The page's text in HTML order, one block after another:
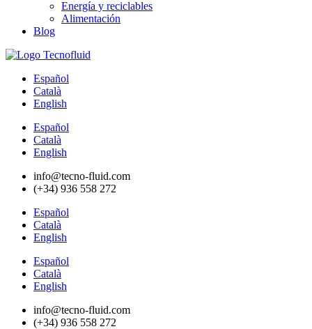
Energía y reciclables
Alimentación
Blog
Español
Català
English
Español
Català
English
info@tecno-fluid.com
(+34) 936 558 272
Español
Català
English
Español
Català
English
info@tecno-fluid.com
(+34) 936 558 272